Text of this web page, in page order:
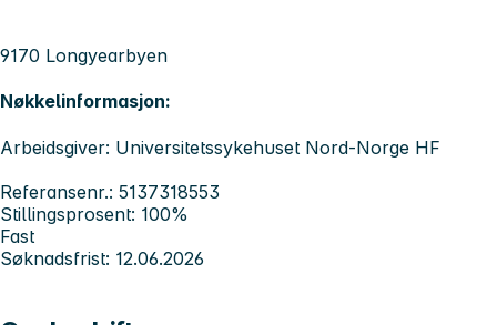
9170 Longyearbyen
Nøkkelinformasjon:
Arbeidsgiver: Universitetssykehuset Nord-Norge HF
Referansenr.: 5137318553
Stillingsprosent: 100%
Fast
Søknadsfrist: 12.06.2026